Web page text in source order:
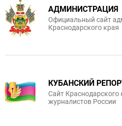
АДМИНИСТРАЦИЯ
Официальный сайт
Краснодарского края
КУБАНСКИЙ
Сайт Краснодарского
журналистов России